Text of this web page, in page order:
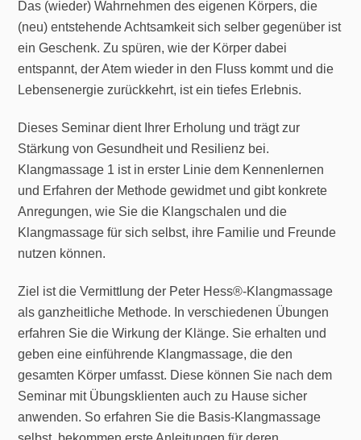
Das (wieder) Wahrnehmen des eigenen Körpers, die
(neu) entstehende Achtsamkeit sich selber gegenüber ist
ein Geschenk. Zu spüren, wie der Körper dabei
entspannt, der Atem wieder in den Fluss kommt und die
Lebensenergie zurückkehrt, ist ein tiefes Erlebnis.
Dieses Seminar dient Ihrer Erholung und trägt zur
Stärkung von Gesundheit und Resilienz bei.
Klangmassage 1 ist in erster Linie dem Kennenlernen
und Erfahren der Methode gewidmet und gibt konkrete
Anregungen, wie Sie die Klangschalen und die
Klangmassage für sich selbst, ihre Familie und Freunde
nutzen können.
Ziel ist die Vermittlung der Peter Hess®-Klangmassage
als ganzheitliche Methode. In verschiedenen Übungen
erfahren Sie die Wirkung der Klänge. Sie erhalten und
geben eine einführende Klangmassage, die den
gesamten Körper umfasst. Diese können Sie nach dem
Seminar mit Übungsklienten auch zu Hause sicher
anwenden. So erfahren Sie die Basis-Klangmassage